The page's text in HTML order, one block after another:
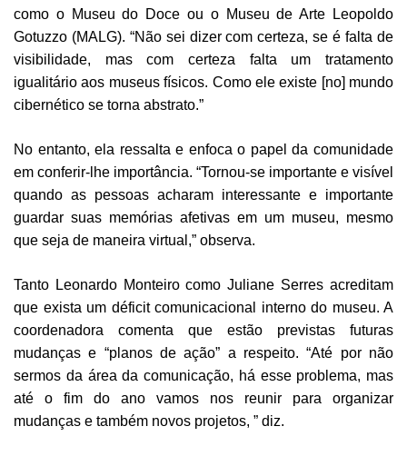
como o Museu do Doce ou o Museu de Arte Leopoldo
Gotuzzo (MALG). “Não sei dizer com certeza, se é falta de
visibilidade, mas com certeza falta um tratamento
igualitário aos museus físicos. Como ele existe [no] mundo
cibernético se torna abstrato.”
No entanto, ela ressalta e enfoca o papel da comunidade
em conferir-lhe importância. “Tornou-se importante e visível
quando as pessoas acharam interessante e importante
guardar suas memórias afetivas em um museu, mesmo
que seja de maneira virtual,” observa.
Tanto Leonardo Monteiro como Juliane Serres acreditam
que exista um déficit comunicacional interno do museu. A
coordenadora comenta que estão previstas futuras
mudanças e “planos de ação” a respeito. “Até por não
sermos da área da comunicação, há esse problema, mas
até o fim do ano vamos nos reunir para organizar
mudanças e também novos projetos, ” diz.